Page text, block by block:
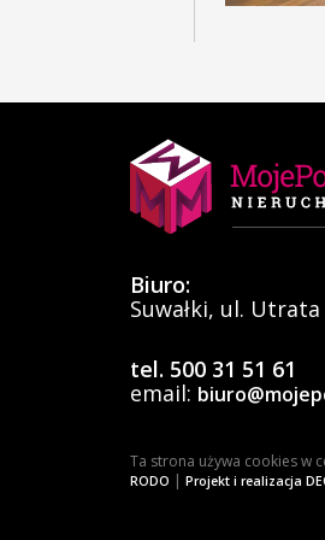
Biuro:
Suwałki, ul. Utrata
tel. 500 31 51 61
email:
Ta strona używa cookies w
RODO | Projekt i realizacja